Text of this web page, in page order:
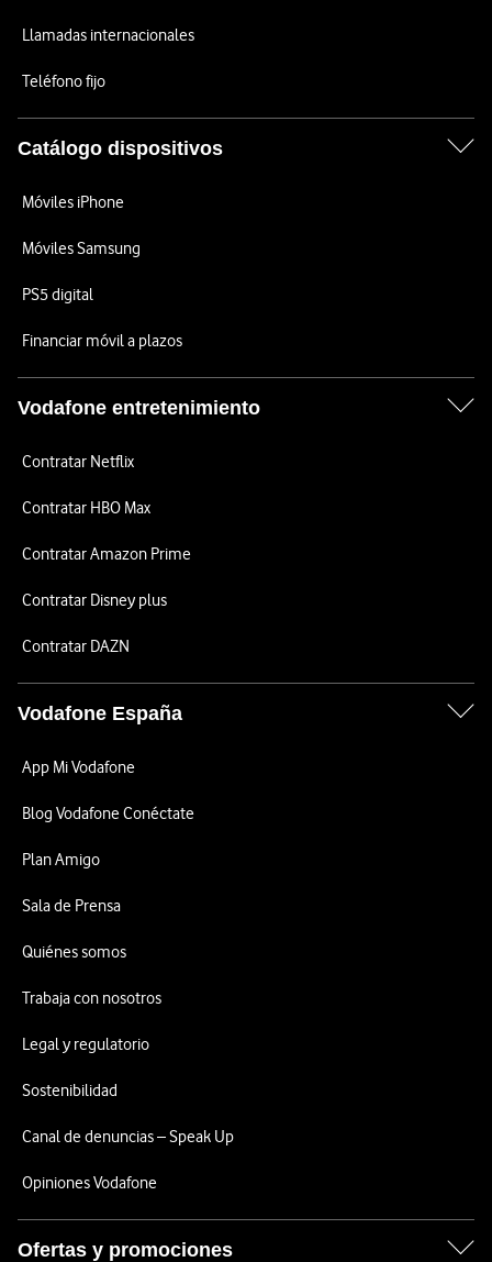
Llamadas internacionales
Teléfono fijo
Catálogo dispositivos
Móviles iPhone
Móviles Samsung
PS5 digital
Financiar móvil a plazos
Vodafone entretenimiento
Contratar Netflix
Contratar HBO Max
Contratar Amazon Prime
Contratar Disney plus
Contratar DAZN
Vodafone España
App Mi Vodafone
Blog Vodafone Conéctate
Plan Amigo
Sala de Prensa
Quiénes somos
Trabaja con nosotros
Legal y regulatorio
Sostenibilidad
Canal de denuncias – Speak Up
Opiniones Vodafone
Ofertas y promociones